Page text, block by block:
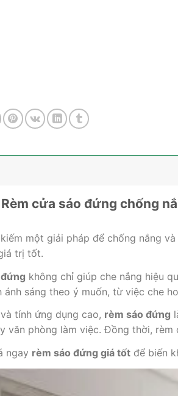
cửa sáo đứng chống
một giải pháp để chống nắng
trị tốt.
không chỉ giúp che nắng hiệu
ánh sáng theo ý muốn, từ việc che
tính ứng dụng cao, rèm sáo đứng
văn phòng làm việc. Đồng thời,
ngay rèm sáo đứng giá tốtđể biến